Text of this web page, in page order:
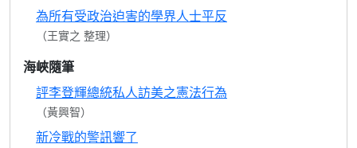
為所有受政治迫害的學界人士平反
（王實之 整理）
海峽隨筆
評李登輝總統私人訪美之憲法行為
（黃興智）
新冷戰的警訊響了